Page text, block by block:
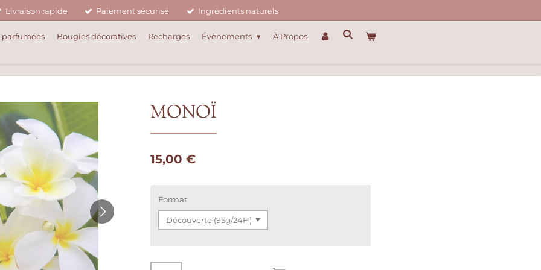
Livraison rapide Paiement sécurisé Ingrédients naturels
parfumées Bougies décoratives Recharges Évènements À Propos
MONOÏ
15,00 €
Format